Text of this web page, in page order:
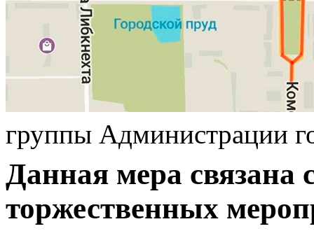
группы Администрации
Данная мера связана
торжественных